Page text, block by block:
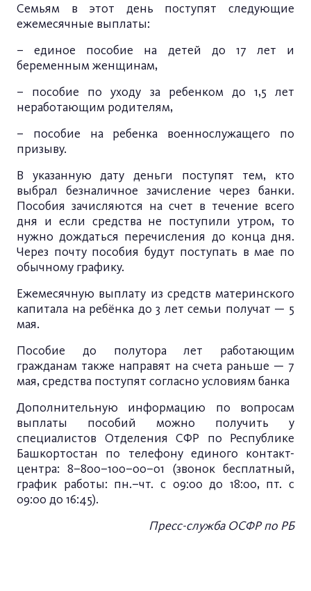
Семьям в этот день поступят следующие
ежемесячные выплаты:
– единое пособие на детей до 17 лет и
беременным женщинам,
– пособие по уходу за ребенком до 1,5 лет
неработающим родителям,
– пособие на ребенка военнослужащего по
призыву.
В указанную дату деньги поступят тем, кто
выбрал безналичное зачисление через банки.
Пособия зачисляются на счет в течение всего
дня и если средства не поступили утром, то
нужно дождаться перечисления до конца дня.
Через почту пособия будут поступать в мае по
обычному графику.
Ежемесячную выплату из средств материнского
капитала на ребёнка до 3 лет семьи получат — 5
мая.
Пособие до полутора лет работающим
гражданам также направят на счета раньше — 7
мая, средства поступят согласно условиям банка
Дополнительную информацию по вопросам
выплаты пособий можно получить у
специалистов Отделения СФР по Республике
Башкортостан по телефону единого контакт-
центра: 8–800–100–00–01 (звонок бесплатный,
график работы: пн.–чт. с 09:00 до 18:00, пт. с
09:00 до 16:45).
Пресс-служба ОСФР по РБ